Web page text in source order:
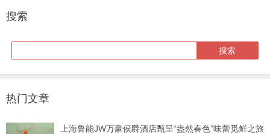
搜索
热门文章
上海鲁能JW万豪侯爵酒店甄呈“盎然春色”味蕾觅鲜之旅